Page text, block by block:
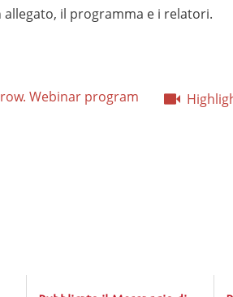
allegato, il programma e i relatori.
Webinar program